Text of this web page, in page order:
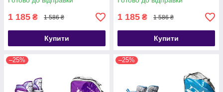
Happy. Зелений колір. Розмір
29-33
1 185 ₴ 1 586 ₴
Купити
1 185 ₴ 1 586 ₴
Купити
–25% –25%